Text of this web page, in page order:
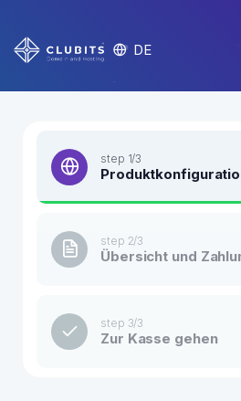
DE
step 1/3
step 2/3
Übersicht und
step 3/3
Zur Kasse gehen